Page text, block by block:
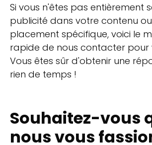
Si vous n'êtes pas entièrement
publicité dans votre contenu
placement spécifique, voici le
rapide de nous contacter pour
Vous êtes sûr d'obtenir une
rien de temps !
Souhaitez-vous
nous vous